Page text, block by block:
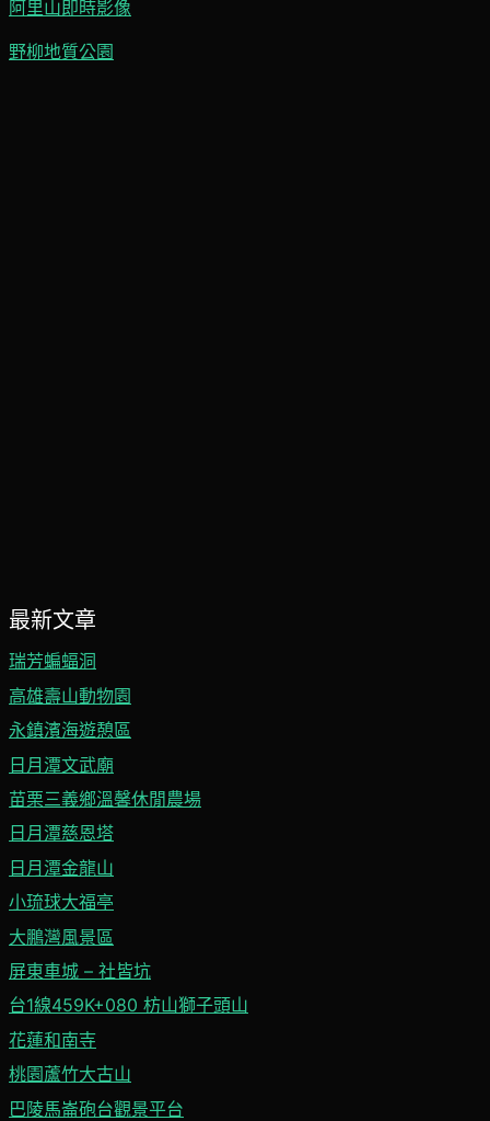
阿里山即時影像
野柳地質公園
最新文章
瑞芳蝙蝠洞
高雄壽山動物園
永鎮濱海遊憩區
日月潭文武廟
苗栗三義鄉溫馨休閒農場
日月潭慈恩塔
日月潭金龍山
小琉球大福亭
大鵬灣風景區
屏東車城 – 社皆坑
台1線459K+080 枋山獅子頭山
花蓮和南寺
桃園蘆竹大古山
巴陵馬崙砲台觀景平台